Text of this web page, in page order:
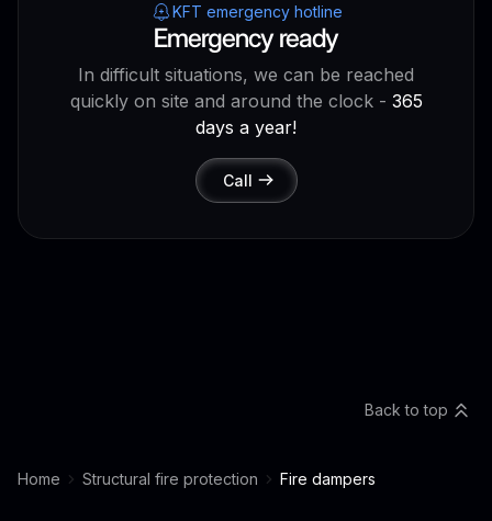
KFT emergency hotline
Emergency ready
In difficult situations, we can be reached
quickly on site and around the clock - 365
days a year!
Call
Home Structural fire protection Fire dampers
Back to top